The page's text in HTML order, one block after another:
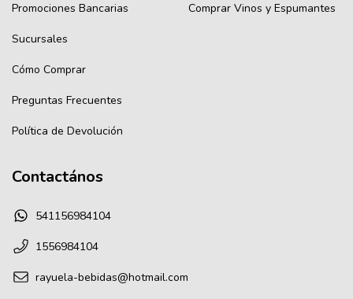
Promociones Bancarias
Sucursales
Cómo Comprar
Preguntas Frecuentes
Política de Devolución
Comprar Vinos y Espumantes
Contactános
541156984104
1556984104
rayuela-bebidas@hotmail.com